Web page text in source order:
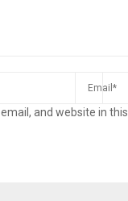
and website in